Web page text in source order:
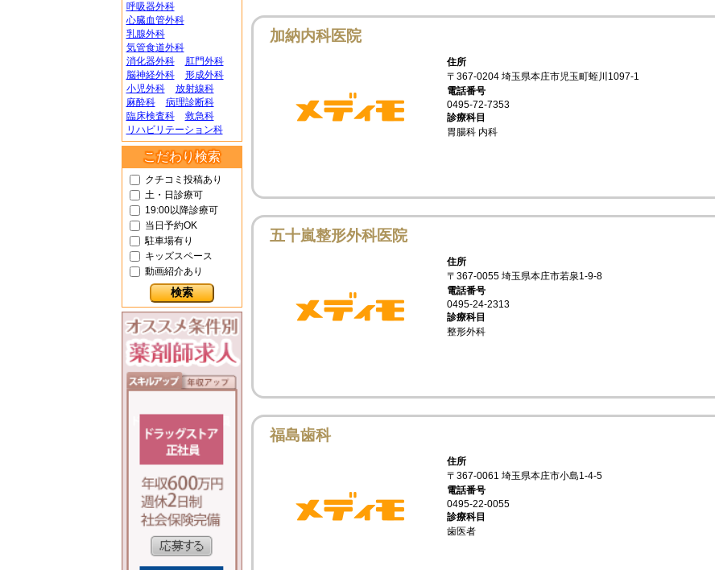
呼吸器外科
心臓血管外科
乳腺外科
気管食道外科
消化器外科
肛門外科
脳神経外科
形成外科
小児外科
放射線科
麻酔科
病理診断科
臨床検査科
救急科
リハビリテーション科
こだわり検索
クチコミ投稿あり
土・日診療可
19:00以降診療可
当日予約OK
駐車場有り
キッズスペース
動画紹介あり
加納内科医院
住所
〒367-0204 埼玉県本庄市児玉町蛭川1097-1
電話番号
0495-72-7353
診療科目
胃腸科 内科
五十嵐整形外科医院
住所
〒367-0055 埼玉県本庄市若泉1-9-8
電話番号
0495-24-2313
診療科目
整形外科
福島歯科
住所
〒367-0061 埼玉県本庄市小島1-4-5
電話番号
0495-22-0055
診療科目
歯医者